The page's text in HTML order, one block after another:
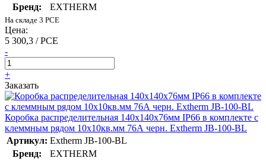
Бренд:
EXTHERM
На складе 3 PCE
Цена:
5 300,3 / PCE
-
+
Заказать
Коробка распределительная 140х140х76мм IP66 в комплекте с
клеммным рядом 10х10кв.мм 76А черн. Extherm JB-100-BL
Артикул: Extherm JB-100-BL
Бренд:
EXTHERM